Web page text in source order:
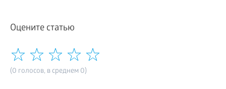
Оцените статью
(0 голосов, в среднем 0)